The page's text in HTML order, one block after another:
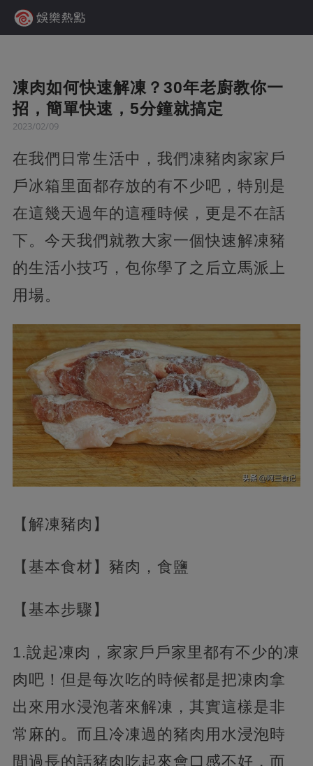
凍肉如何快速解凍？30年老廚教你一
招，簡單快速，5分鐘就搞定
2023/02/09
在我們日常生活中，我們凍豬肉家家戶
戶冰箱里面都存放的有不少吧，特別是
在這幾天過年的這種時候，更是不在話
下。今天我們就教大家一個快速解凍豬
的生活小技巧，包你學了之后立馬派上
用場。
【解凍豬肉】
【基本食材】豬肉，食鹽
【基本步驟】
1.說起凍肉，家家戶戶家里都有不少的凍
肉吧！但是每次吃的時候都是把凍肉拿
出來用水浸泡著來解凍，其實這樣是非
常麻的。而且冷凍過的豬肉用水浸泡時
間過長的話豬肉吃起來會口感不好，而